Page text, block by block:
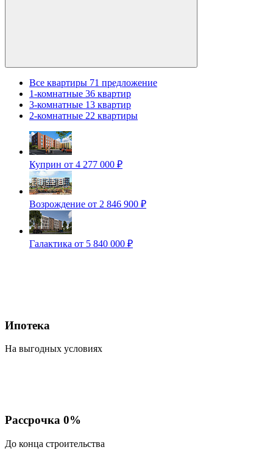
Все квартиры 71 предложение
1-комнатные 36 квартир
3-комнатные 13 квартир
2-комнатные 22 квартиры
Куприн от 4 277 000 ₽
Возрождение от 2 846 900 ₽
Галактика от 5 840 000 ₽
Ипотека
На выгодных условиях
Рассрочка 0%
До конца строительства